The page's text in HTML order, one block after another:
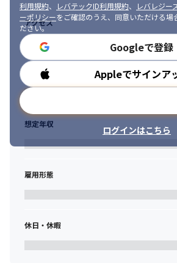
利用規約、 レバテックID利用規約、
レバレジー
ーポリシーをご確認のうえ、同意いただける場
ださい。
Googleで登録
Appleでサインア
ログインはこちら
アクセス
勤務時間
想定年収
雇用形態
休日・休暇